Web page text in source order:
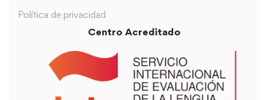
Política de privacidad
Centro Acreditado